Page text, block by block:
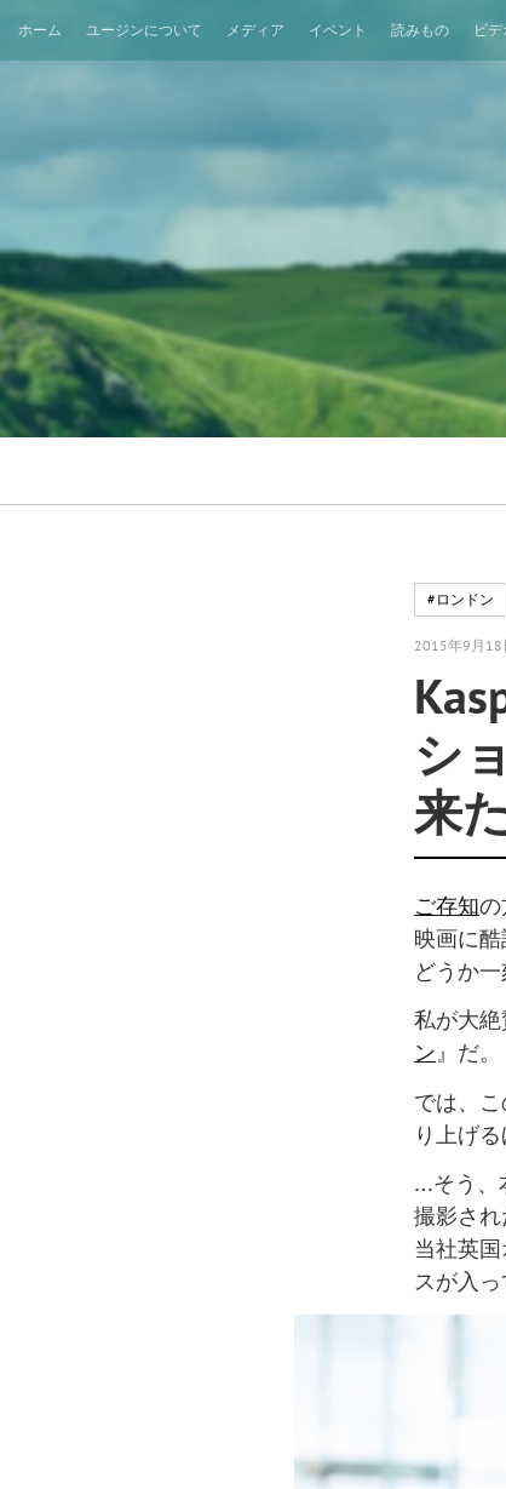
ホーム ユージンについて メディア イベント 読みもの ビ
#ロンドン
2015年9月18
シ
来
ご存知
映画に
どうか
私が大
ン』だ。
では、
り上げ
…そう、
撮影さ
当社英
スが入